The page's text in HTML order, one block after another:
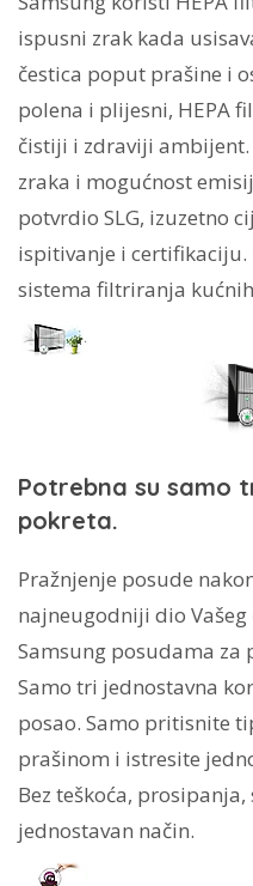
ispusni zrak kada
čestica poput prašine i
polena i plijesni, HEPA
čistiji i zdraviji
zraka i mogućnost
potvrdio SLG, izuzetno
ispitivanje i certifikaciju.
sistema filtriranja
Potrebna su samo
pokreta.
Pražnjenje posude
najneugodniji dio Vašeg
Samsung posudama za
Samo tri jednostavna
posao. Samo pritisnite
prašinom i istresite
Bez teškoća,
jednostavan način.